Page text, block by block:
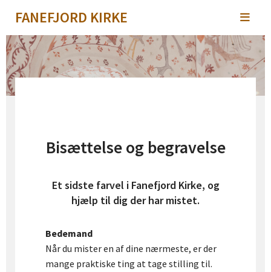
FANEFJORD KIRKE
Bisættelse og begravelse
Et sidste farvel i Fanefjord Kirke, og
hjælp til dig der har mistet.
Bedemand
Når du mister en af dine nærmeste, er der
mange praktiske ting at tage stilling til.